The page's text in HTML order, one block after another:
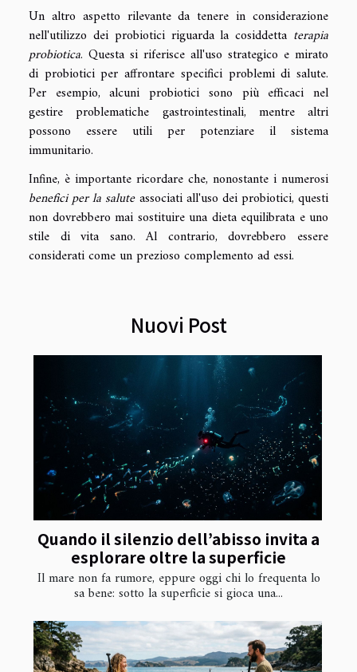
Un altro aspetto rilevante da tenere in considerazione
nell'utilizzo dei probiotici riguarda la cosiddetta terapia
probiotica. Questa si riferisce all'uso strategico e mirato
di probiotici per affrontare specifici problemi di salute.
Per esempio, alcuni probiotici sono più efficaci nel
gestire problematiche gastrointestinali, mentre altri
possono essere utili per potenziare il sistema
immunitario.
Infine, è importante ricordare che, nonostante i numerosi
benefici per la saluteassociati all'uso dei probiotici, questi
non dovrebbero mai sostituire una dieta equilibrata e uno
stile di vita sano. Al contrario, dovrebbero essere
considerati come un prezioso complemento ad essi.
Nuovi Post
Quando il silenzio dell’abisso invita a
esplorare oltre la superficie
Il mare non fa rumore, eppure oggi chi lo frequenta lo
sa bene: sotto la superficie si gioca una...